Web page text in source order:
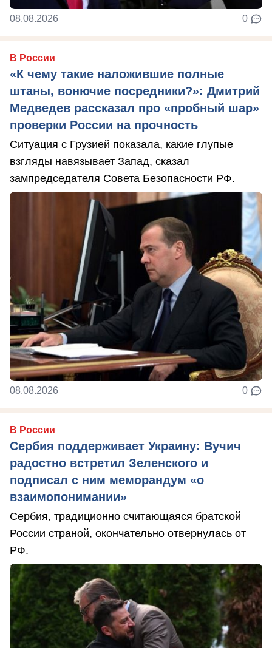
08.08.2026 0
В России
«К чему такие наложившие полные
штаны, вонючие посредники?»: Дмитрий
Медведев рассказал про «пробный шар»
проверки России на прочность
Ситуация с Грузией показала, какие глупые
взгляды навязывает Запад, сказал
зампредседателя Совета Безопасности РФ.
08.08.2026 0
В России
Сербия поддерживает Украину: Вучич
радостно встретил Зеленского и
подписал с ним меморандум «о
взаимопонимании»
Сербия, традиционно считающаяся братской
России страной, окончательно отвернулась от
РФ.